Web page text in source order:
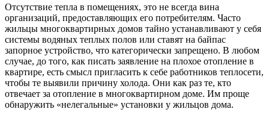
Отсутствие тепла в помещениях, это не всегда вина
организаций, предоставляющих его потребителям. Часто
жильцы многоквартирных домов тайно устанавливают у себя
системы водяных теплых полов или ставят на байпас
запорное устройство, что категорически запрещено. В любом
случае, до того, как писать заявление на плохое отопление в
квартире, есть смысл пригласить к себе работников теплосети,
чтобы те выявили причину холода. Они как раз те, кто
отвечает за отопление в многоквартирном доме. Им проще
обнаружить «нелегальные» установки у жильцов дома.